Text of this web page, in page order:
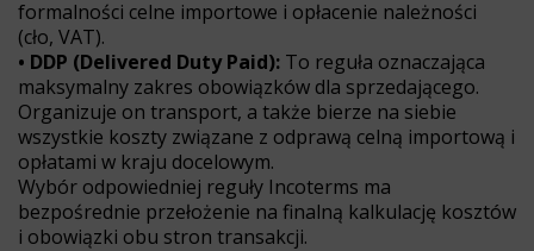
formalności celne importowe i opłacenie należności
(cło, VAT).
• DDP (Delivered Duty Paid): To reguła oznaczająca
maksymalny zakres obowiązków dla sprzedającego.
Organizuje on transport, a także bierze na siebie
wszystkie koszty związane z odprawą celną importową i
opłatami w kraju docelowym.
Wybór odpowiedniej reguły Incoterms ma
bezpośrednie przełożenie na finalną kalkulację kosztów
i obowiązki obu stron transakcji.